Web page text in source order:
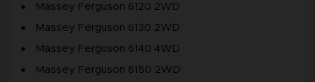
Massey Ferguson 6120 2WD
Massey Ferguson 6130 2WD
Massey Ferguson 6140 4WD
Massey Ferguson 6150 2WD